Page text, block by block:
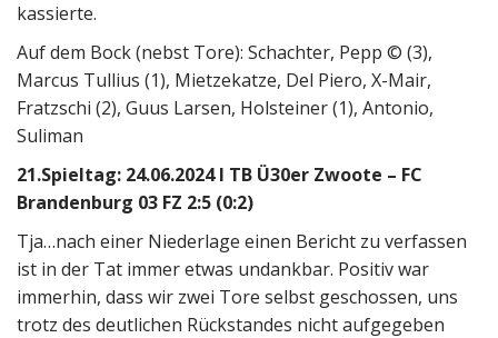
kassierte.
Auf dem Bock (nebst Tore): Schachter, Pepp © (3),
Marcus Tullius (1), Mietzekatze, Del Piero, X-Mair,
Fratzschi (2), Guus Larsen, Holsteiner (1), Antonio,
Suliman
21.Spieltag: 24.06.2024 I TB Ü30er Zwoote – FC
Brandenburg 03 FZ 2:5 (0:2)
Tja…nach einer Niederlage einen Bericht zu verfassen
ist in der Tat immer etwas undankbar. Positiv war
immerhin, dass wir zwei Tore selbst geschossen, uns
trotz des deutlichen Rückstandes nicht aufgegeben